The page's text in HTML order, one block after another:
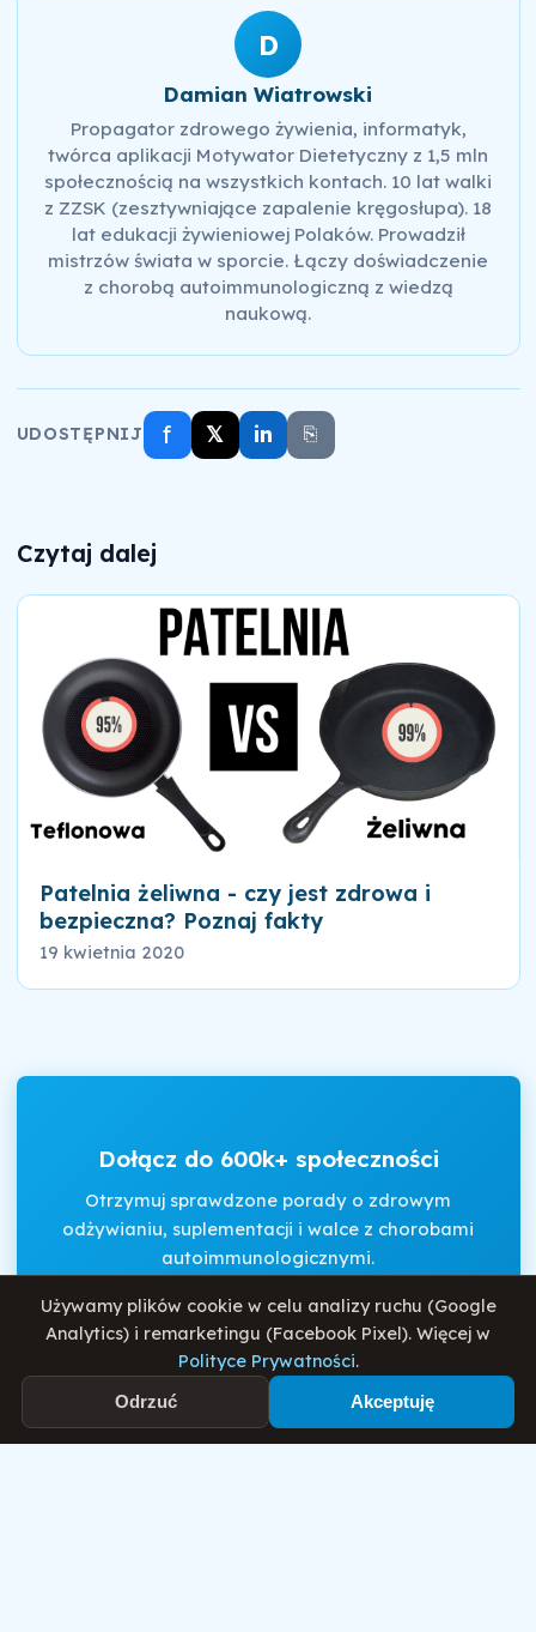
D
Damian Wiatrowski
Propagator zdrowego żywienia, informatyk,
twórca aplikacji Motywator Dietetyczny z 1,5 mln
społecznością na wszystkich kontach. 10 lat walki
z ZZSK (zesztywniające zapalenie kręgosłupa). 18
lat edukacji żywieniowej Polaków. Prowadził
mistrzów świata w sporcie. Łączy doświadczenie
z chorobą autoimmunologiczną z wiedzą
naukową.
UDOSTĘPNIJ f 𝕏 in ⎘
Czytaj dalej
Patelnia żeliwna - czy jest zdrowa i
bezpieczna? Poznaj fakty
19 kwietnia 2020
Dołącz do 600k+ społeczności
Otrzymuj sprawdzone porady o zdrowym
odżywianiu, suplementacji i walce z chorobami
autoimmunologicznymi.
AkceptujęRegulaminiPolitykę Prywatności
Używamy plików cookie w celu analizy ruchu (Google
Analytics) i remarketingu (Facebook Pixel). Więcej w
Polityce Prywatności.
Odrzuć Akceptuję